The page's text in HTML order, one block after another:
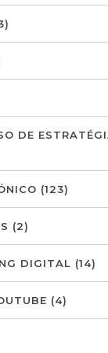
DE
(123)
(2)
DIGITAL (14)
(4)